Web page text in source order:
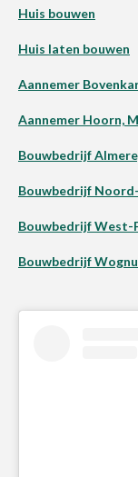
Huis bouwen
Huis laten bouwen
Aannemer
Aannemer Hoorn,
Bouwbedrijf
Bouwbedrijf
Bouwbedrijf West-
Bouwbedrijf